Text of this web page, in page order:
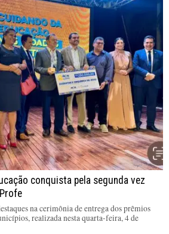
conquista pela segunda vez
na cerimônia de entrega dos prêmios
realizada nesta quarta-feira, 4 de